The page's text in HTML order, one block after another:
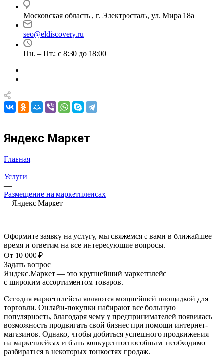
Московская область , г. Электросталь, ул. Мира 18а
seo@eldiscovery.ru
Пн. – Пт.: с 8:30 до 18:00
Яндекс Маркет
Главная
—
Услуги
—
Размещение на маркетплейсах
—Яндекс Маркет
Оформите заявку на услугу, мы свяжемся с вами в ближайшее
время и ответим на все интересующие вопросы.
От 10 000 ₽
Задать вопрос
Яндекс.Маркет — это крупнейший маркетплейс
с широким ассортиментом товаров.
Сегодня маркетплейсы являются мощнейшей площадкой для
торговли. Онлайн-покупки набирают все большую
популярность, благодаря чему у предпринимателей появилась
возможность продвигать свой бизнес при помощи интернет-
магазинов. Однако, чтобы добиться успешного продвижения
на маркеплейсах и быть конкурентоспособным, необходимо
разбираться в некоторых тонкостях продаж.